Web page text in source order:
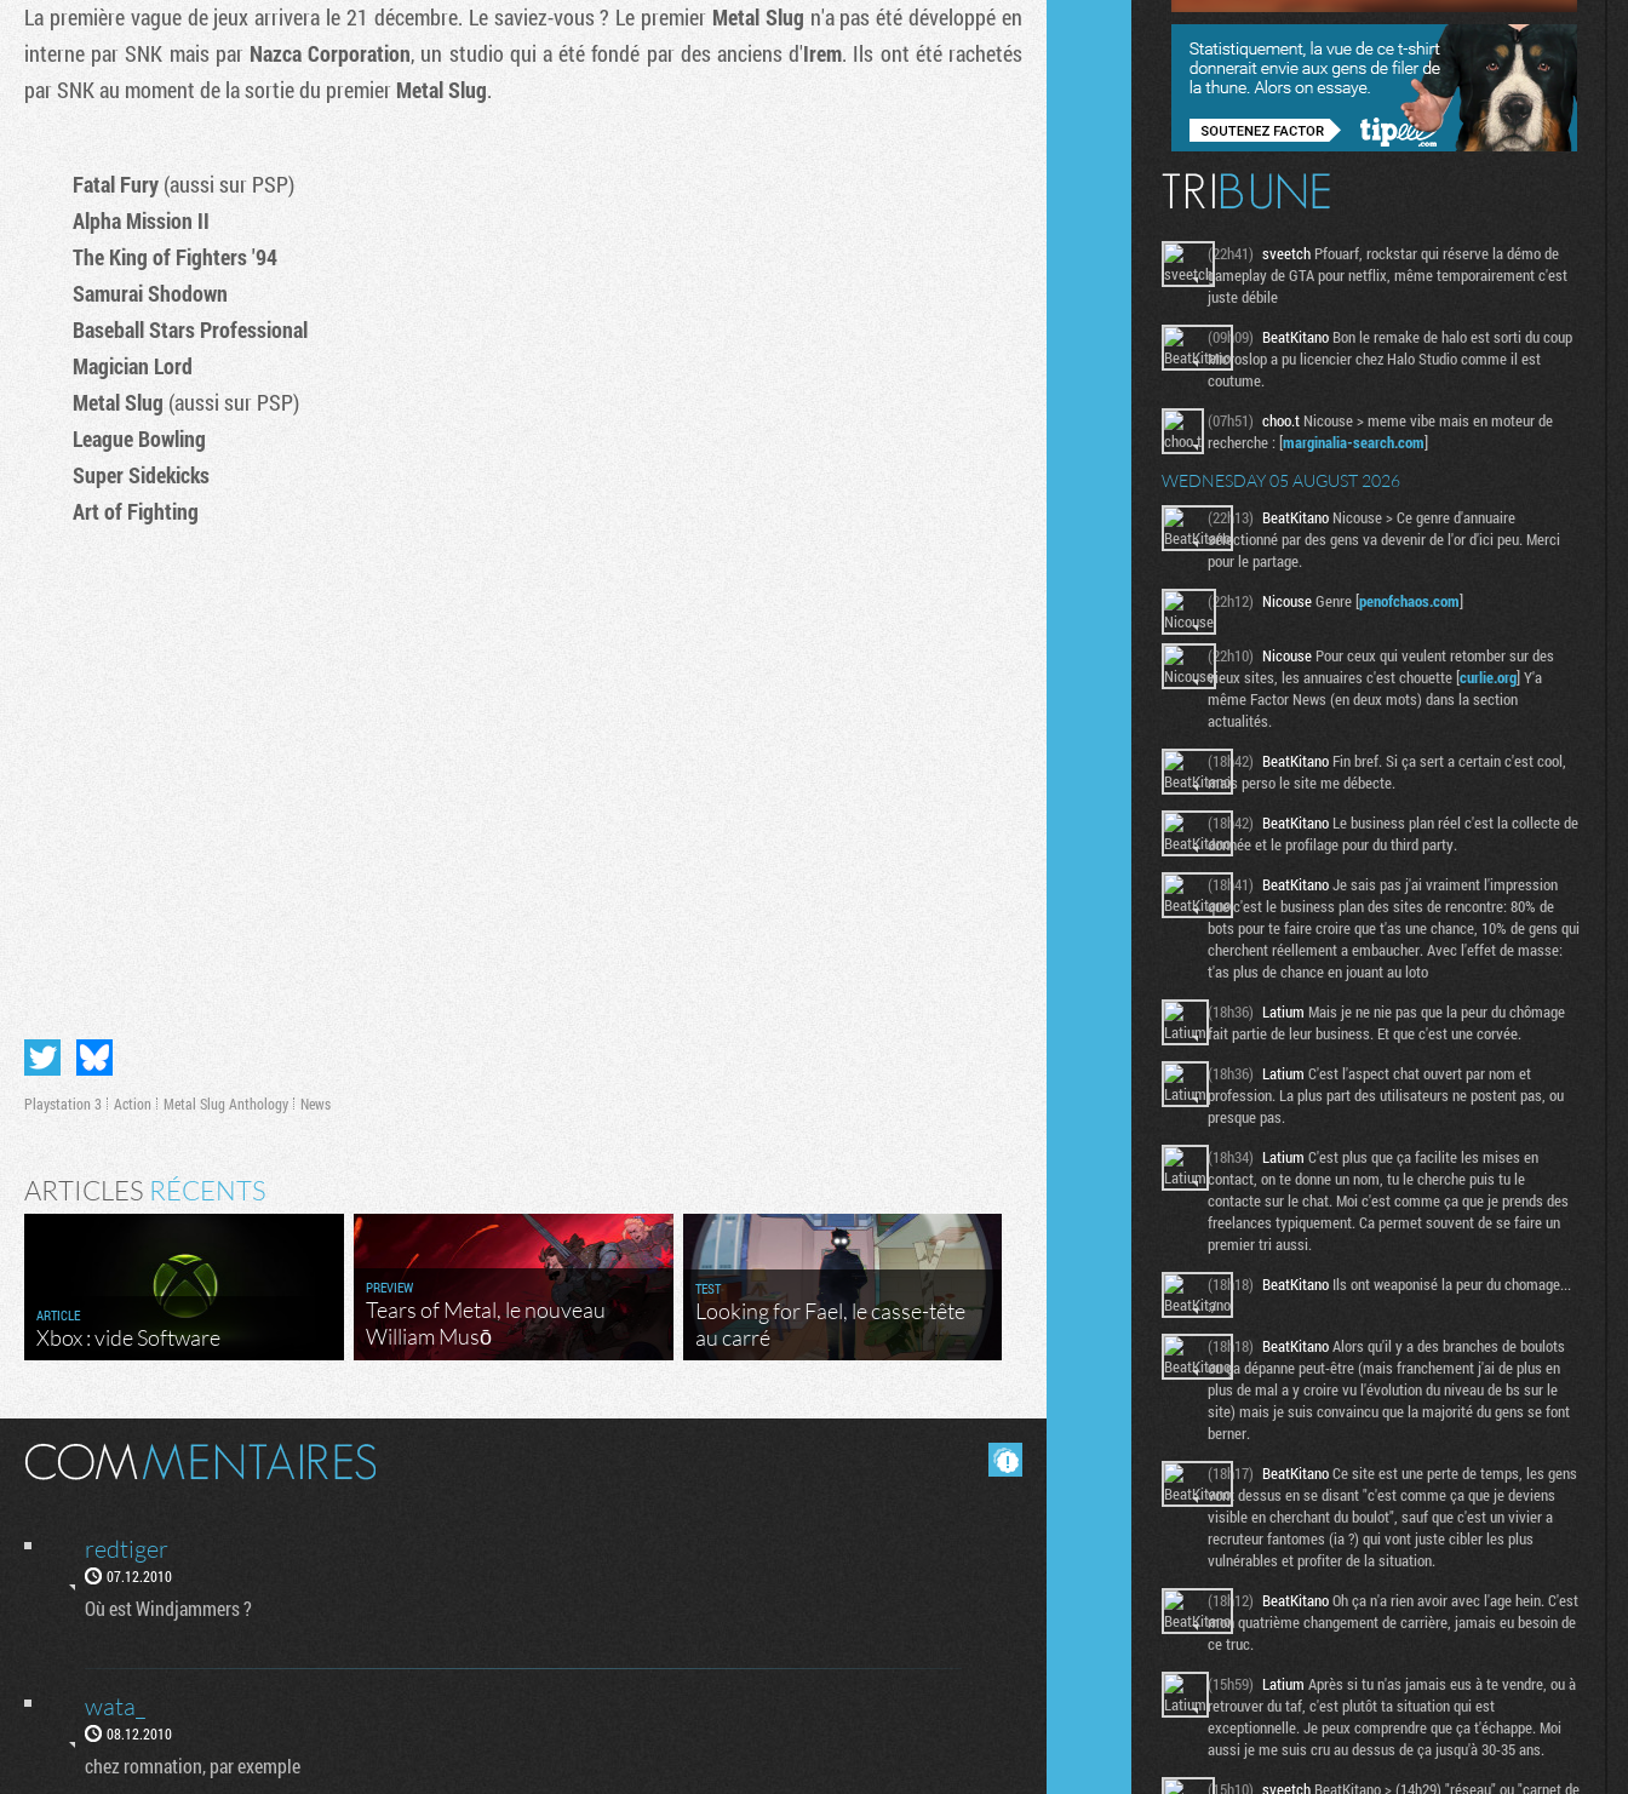
La première vague de jeux arrivera le 21 décembre. Le saviez-vous ? Le premier Metal Slug n'a pas été développé en
interne par SNK mais par Nazca Corporation, un studio qui a été fondé par des anciens d'Irem. Ils ont été rachetés
par SNK au moment de la sortie du premier Metal Slug.
Fatal Fury (aussi sur PSP)
Alpha Mission II
The King of Fighters '94
Samurai Shodown
Baseball Stars Professional
Magician Lord
Metal Slug (aussi sur PSP)
League Bowling
Super Sidekicks
Art of Fighting
Playstation 3 Action Metal Slug Anthology News
ARTICLES RÉCENTS
ARTICLE
Xbox : vide Software
PREVIEW
Tears of Metal, le nouveau
William Musō
TEST
Looking for Fael, le casse-tête
au carré
redtiger
07.12.2010
Où est Windjammers ?
wata_
08.12.2010
chez romnation, par exemple
(22h41) sveetch Pfouarf, rockstar qui réserve la démo de
gameplay de GTA pour netflix, même temporairement c'est
juste débile
(09h09) BeatKitano Bon le remake de halo est sorti du coup
Microslop a pu licencier chez Halo Studio comme il est
coutume.
(07h51) choo.t Nicouse > meme vibe mais en moteur de
recherche : [marginalia-search.com]
WEDNESDAY 05 AUGUST 2026
(22h13) BeatKitano Nicouse > Ce genre d'annuaire
sélectionné par des gens va devenir de l'or d'ici peu. Merci
pour le partage.
(22h12) NicouseGenre [penofchaos.com]
(22h10) Nicouse Pour ceux qui veulent retomber sur des
vieux sites, les annuaires c'est chouette [curlie.org] Y'a
même Factor News (en deux mots) dans la section
actualités.
(18h42) BeatKitano Fin bref. Si ça sert a certain c'est cool,
mais perso le site me débecte.
(18h42) BeatKitano Le business plan réel c'est la collecte de
donnée et le profilage pour du third party.
(18h41) BeatKitanoJe sais pas j'ai vraiment l'impression
que c'est le business plan des sites de rencontre: 80% de
bots pour te faire croire que t'as une chance, 10% de gens qui
cherchent réellement a embaucher. Avec l'effet de masse:
t'as plus de chance en jouant au loto
(18h36) Latium Mais je ne nie pas que la peur du chômage
fait partie de leur business. Et que c'est une corvée.
(18h36) Latium C'est l'aspect chat ouvert par nom et
profession. La plus part des utilisateurs ne postent pas, ou
presque pas.
(18h34) Latium C'est plus que ça facilite les mises en
contact, on te donne un nom, tu le cherche puis tu le
contacte sur le chat. Moi c'est comme ça que je prends des
freelances typiquement. Ca permet souvent de se faire un
premier tri aussi.
(18h18) BeatKitano Ils ont weaponisé la peur du chomage...
:/
(18h18) BeatKitanoAlors qu'il y a des branches de boulots
ou ça dépanne peut-être (mais franchement j'ai de plus en
plus de mal a y croire vu l'évolution du niveau de bs sur le
site) mais je suis convaincu que la majorité du gens se font
berner.
(18h17) BeatKitanoCe site est une perte de temps, les gens
vont dessus en se disant "c'est comme ça que je deviens
visible en cherchant du boulot", sauf que c'est un vivier a
recruteur fantomes (ia ?) qui vont juste cibler les plus
vulnérables et profiter de la situation.
(18h12) BeatKitanoOh ça n'a rien avoir avec l'age hein. C'est
mon quatrième changement de carrière, jamais eu besoin de
ce truc.
(15h59) Latium Après si tu n'as jamais eus à te vendre, ou à
retrouver du taf, c'est plutôt ta situation qui est
exceptionnelle. Je peux comprendre que ça t'échappe. Moi
aussi je me suis cru au dessus de ça jusqu'à 30-35 ans.
(15h10) sveetch BeatKitano > (14h29) "réseau" ou "carnet de